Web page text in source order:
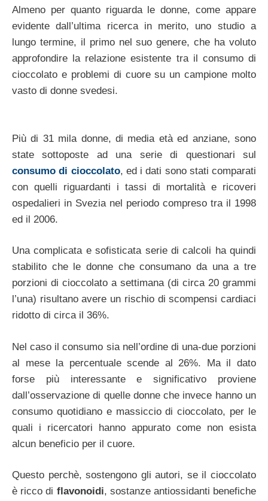
Almeno per quanto riguarda le donne, come appare
evidente dall’ultima ricerca in merito, uno studio a
lungo termine, il primo nel suo genere, che ha voluto
approfondire la relazione esistente tra il consumo di
cioccolato e problemi di cuore su un campione molto
vasto di donne svedesi.
Più di 31 mila donne, di media età ed anziane, sono
state sottoposte ad una serie di questionari sul
consumo di cioccolato, ed i dati sono stati comparati
con quelli riguardanti i tassi di mortalità e ricoveri
ospedalieri in Svezia nel periodo compreso tra il 1998
ed il 2006.
Una complicata e sofisticata serie di calcoli ha quindi
stabilito che le donne che consumano da una a tre
porzioni di cioccolato a settimana (di circa 20 grammi
l’una) risultano avere un rischio di scompensi cardiaci
ridotto di circa il 36%.
Nel caso il consumo sia nell’ordine di una-due porzioni
al mese la percentuale scende al 26%. Ma il dato
forse più interessante e significativo proviene
dall’osservazione di quelle donne che invece hanno un
consumo quotidiano e massiccio di cioccolato, per le
quali i ricercatori hanno appurato come non esista
alcun beneficio per il cuore.
Questo perchè, sostengono gli autori, se il cioccolato
è ricco di flavonoidi, sostanze antiossidanti benefiche